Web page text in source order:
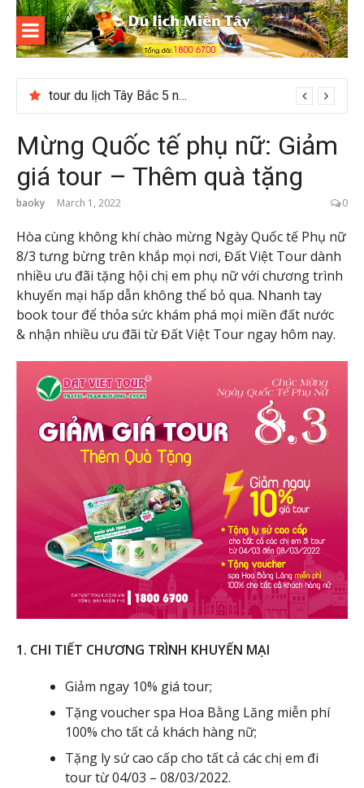
Skip
content
Du lịch
Miền Tây
tour du lịch Tây Bắc 5 ngày 4 đêm giá hời
Mừng Quốc tế phụ nữ: Giảm
giá tour – Thêm quà tặng
baoky March 1, 2022 0
Hòa cùng không khí chào mừng Ngày Quốc tế Phụ nữ
8/3 tưng bừng trên khắp mọi nơi, Đất Việt Tour dành
nhiều ưu đãi tặng hội chị em phụ nữ với chương trình
khuyến mại hấp dẫn không thể bỏ qua. Nhanh tay
book tour để thỏa sức khám phá mọi miền đất nước
& nhận nhiều ưu đãi từ Đất Việt Tour ngay hôm nay.
1. CHI TIẾT CHƯƠNG TRÌNH KHUYẾN MẠI
Giảm ngay 10% giá tour;
Tặng voucher spa Hoa Bằng Lăng miễn phí
100% cho tất cả khách hàng nữ;
Tặng ly sứ cao cấp cho tất cả các chị em đi
tour từ 04/03 – 08/03/2022.